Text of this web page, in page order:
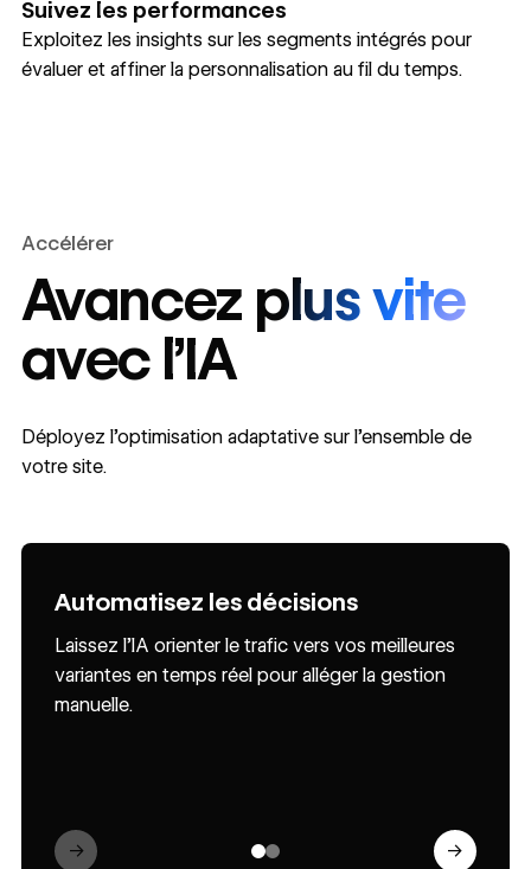
Suivez les performances
Exploitez les insights sur les segments intégrés pour
évaluer et affiner la personnalisation au fil du temps.
Accélérer
Avancez plus vite
avec l’IA
Déployez l’optimisation adaptative sur l’ensemble de
votre site.
Automatisez les décisions
Laissez l’IA orienter le trafic vers vos meilleures
variantes en temps réel pour alléger la gestion
manuelle.
Priorisez la conversion
Optimisez les performances en exploitant les
métriques de conversion en bas de funnel, et
pas seulement l’engagement superficiel.
Créez davantage
Demandez à AI Assistant de rédiger et de
recommander rapidement de nouvelles variantes
en fonction du contenu de la page et des
→ →